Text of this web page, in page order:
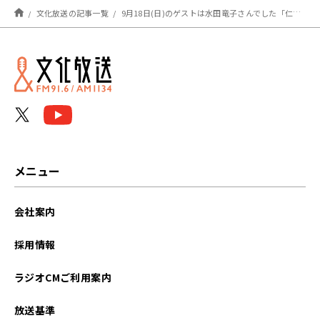
文化放送の記事一覧 9月18日(日)のゲストは水田竜子さんでした「仁科美咲の遊々ミュージック」
メニュー
会社案内
採用情報
ラジオCMご利用案内
放送基準